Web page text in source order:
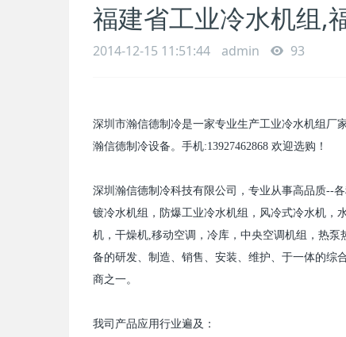
福建省工业冷水机组,
2014-12-15 11:51:44 admin 93
深圳市瀚信德制冷是一家专业生产工业冷水机组 厂
瀚信德制冷设备。手机:13927462868 欢迎选购！
深圳瀚信德制冷科技有限公司，专业从事高品质--
镀冷水机组，防爆工业冷水机组，风冷式冷水机 ，
机，干燥机 移动空调，冷库，中央空调机组，热泵
备的研发、制造、销售、安装、维护、于一体的综
商之一。
我司产品应用行业遍及：